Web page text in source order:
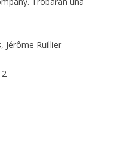
, Jérôme Ruillier